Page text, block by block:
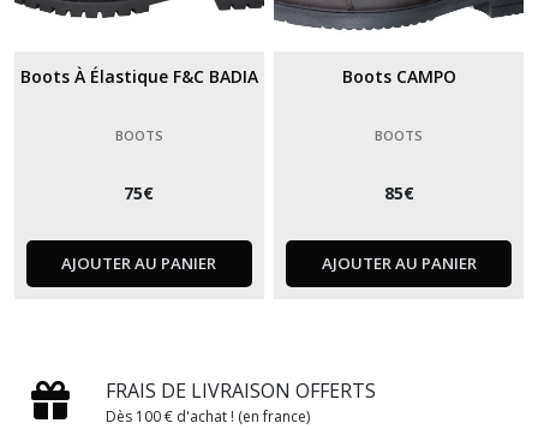
Boots À Élastique F&C BADIA
BOOTS
75€
AJOUTER AU PANIER
Boots CAMPO
BOOTS
85€
AJOUTER AU PANIER
FRAIS DE LIVRAISON OFFERTS
Dès 100 € d'achat ! (en france)